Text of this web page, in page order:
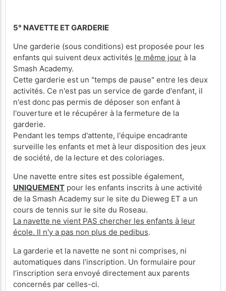
5° NAVETTE ET GARDERIE
Une garderie (sous conditions) est proposée pour les
enfants qui suivent deux activités le même jour à la
Smash Academy.
Cette garderie est un "temps de pause" entre les deux
activités. Ce n'est pas un service de garde d'enfant, il
n'est donc pas permis de déposer son enfant à
l'ouverture et le récupérer à la fermeture de la
garderie.
Pendant les temps d'attente, l'équipe encadrante
surveille les enfants et met à leur disposition des jeux
de société, de la lecture et des coloriages.
Une navette entre sites est possible également,
UNIQUEMENT pour les enfants inscrits à une activité
de la Smash Academy sur le site du Dieweg ET a un
cours de tennis sur le site du Roseau.
La navette ne vient PAS chercher les enfants à leur
école. Il n'y a pas non plus de pedibus.
La garderie et la navette ne sont ni comprises, ni
automatiques dans l’inscription. Un formulaire pour
l’inscription sera envoyé directement aux parents
concernés par celles-ci.